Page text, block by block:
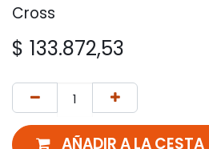
Cross
$ 133.872,53
AÑADIR A LA CESTA